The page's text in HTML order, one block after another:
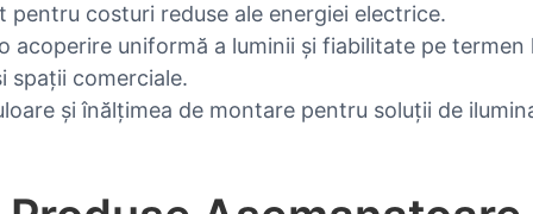
costuri reduse ale energiei electrice.
acoperire uniformă a luminii și fiabilitate pe termen
spații comerciale.
și înălțimea de montare pentru soluții de